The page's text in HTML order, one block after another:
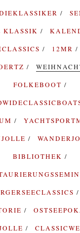
KLASSIK
12MR
FOLKEBOOT
BIBLIOTHEK